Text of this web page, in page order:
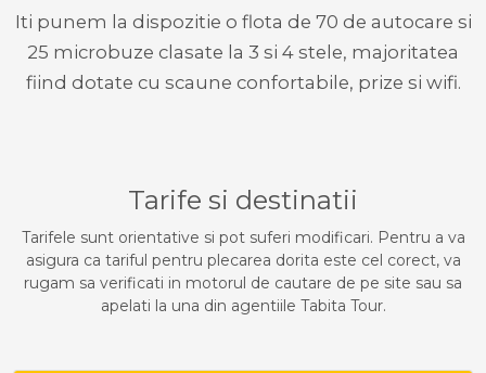
Iti punem la dispozitie o flota de 70 de autocare si
25 microbuze clasate la 3 si 4 stele, majoritatea
fiind dotate cu scaune confortabile, prize si wifi.
Tarife si destinatii
Tarifele sunt orientative si pot suferi modificari. Pentru a va
asigura ca tariful pentru plecarea dorita este cel corect, va
rugam sa verificati in motorul de cautare de pe site sau sa
apelati la una din agentiile Tabita Tour.